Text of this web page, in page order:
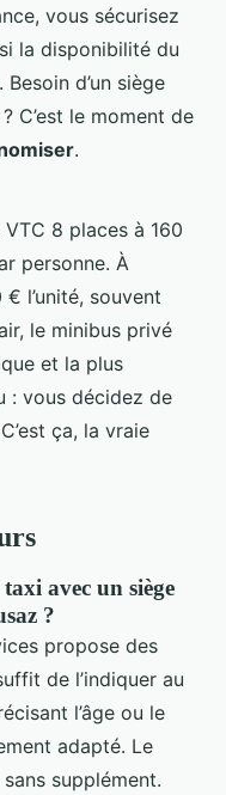
vous sécurisez
la disponibilité du
d’un siège
C’est le moment de
.
8 places à 160
personne. À
l’unité, souvent
le minibus privé
et la plus
: vous décidez de
ça, la vraie
avec un siège
?
propose des
de l’indiquer au
l’âge ou le
adapté. Le
supplément.